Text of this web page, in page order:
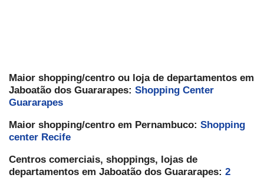
Maior shopping/centro ou loja de departamentos em
Jaboatão dos Guararapes: Shopping Center
Guararapes
Maior shopping/centro em Pernambuco: Shopping
center Recife
Centros comerciais, shoppings, lojas de
departamentos em Jaboatão dos Guararapes: 2